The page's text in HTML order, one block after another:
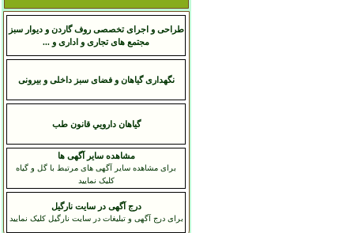
طراحی و اجرای تخصصی روف گاردن و دیوار سبز
مجتمع های تجاری و اداری و ...
نگهداری گیاهان و فضای سبز داخلی و بیرونی
گياهان دارويي قانون طب
مشاهده سایر آگهی ها
برای مشاهده سایر آگهی های مرتبط با گل و گیاه
کلیک نمایید
درج آگهی در سایت نارگیل
برای درج آگهی و تبلیغات در سایت نارگیل کلیک نمایید